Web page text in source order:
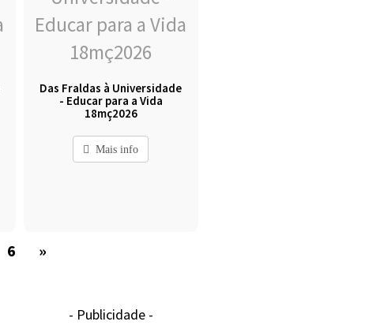
Das Fraldas à Universidade
- Educar para a Vida
18mç2026
Mais info
6 »
- Publicidade -